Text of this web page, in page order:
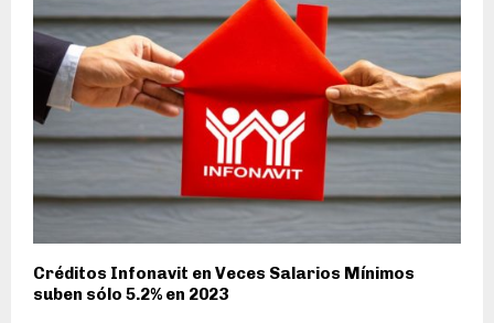
Créditos Infonavit en Veces Salarios Mínimos
suben sólo 5.2% en 2023